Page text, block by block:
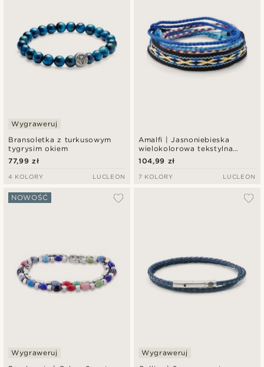
Bransoletka z turkusowym
tygrysim okiem
Wygraweruj
77,99 zł
4 KOLORY LUCLEON
Amalfi | Jasnoniebieska
wielokolorowa tekstylna
bransoletka surferska
104,99 zł
7 KOLORY LUCLEON
NOWOŚĆ
Wygraweruj Wygraweruj